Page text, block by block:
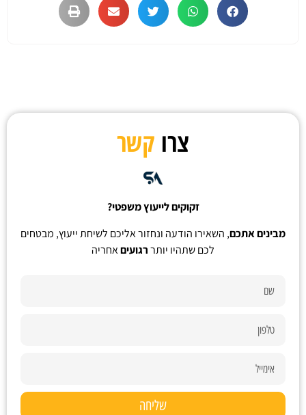
צרו קשר
זקוקים לייעוץ משפטי?
מבינים אתכם, השאירו הודעה ונחזור אליכם לשיחת ייעוץ, מבטחים
לכם שתהיו יותררגועיםאחריה
שליחה